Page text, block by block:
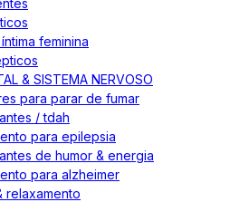
feminina
& SISTEMA NERVOSO
para parar de fumar
/ tdah
para epilepsia
de humor & energia
para alzheimer
relaxamento